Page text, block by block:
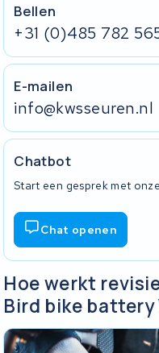
Bellen
+31 (0)485 782
E-mailen
info@kwsseuren.nl
Chatbot
Start een gesprek met
Chat openen
Hoe werkt
Bird bike battery